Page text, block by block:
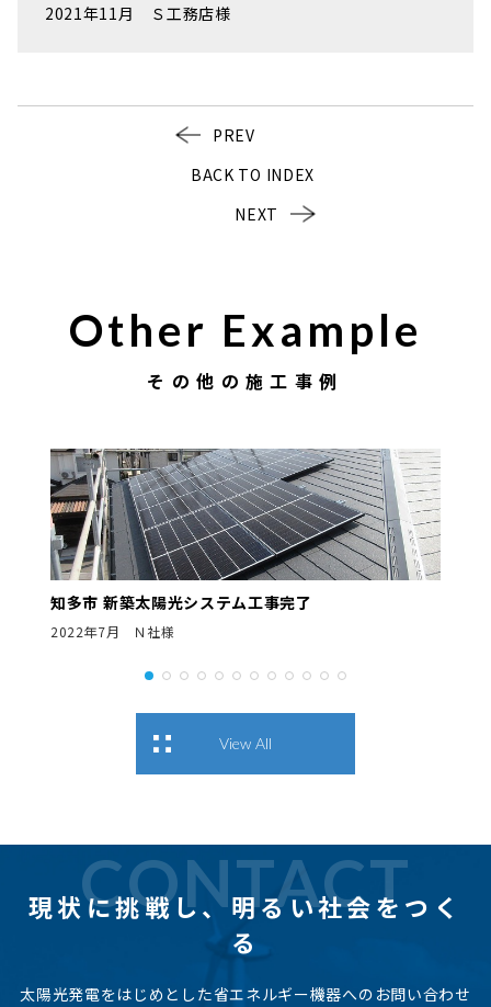
2021年11月 Ｓ工務店様
PREV
BACK TO INDEX
NEXT
Other Example
その他の施工事例
知多市 新築太陽光システム工事完了
2022年7月 Ｎ社様
View All
CONTACT
現状に挑戦し、明るい社会をつく
る
太陽光発電をはじめとした省エネルギー機器へのお問い合わせ